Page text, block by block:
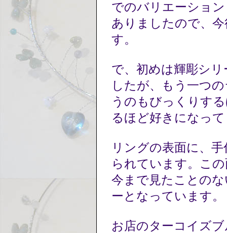
でのバリエーショ
ありましたので、
す。
で、初めは輝彫シ
したが、もう一つ
うのもびっくりす
るほど好きになっ
リングの表面に、
られています。こ
今まで見たことの
ーとなっています。
お店のターコイズ